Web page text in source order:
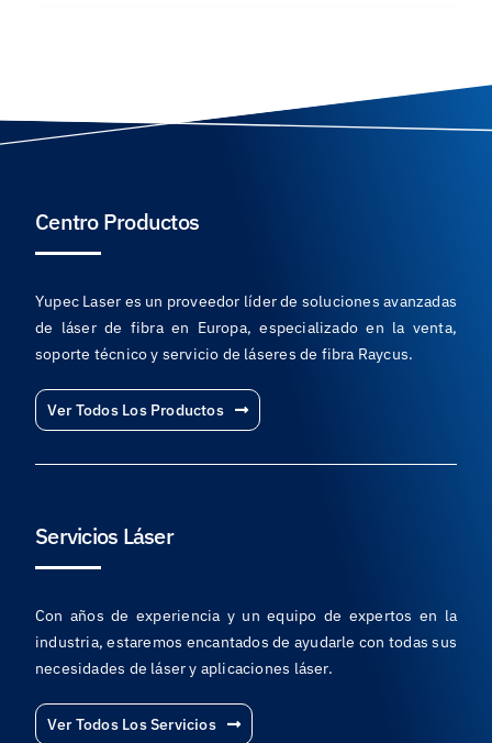
Centro Productos
Yupec Laser es un proveedor líder de soluciones avanzadas
de láser de fibra en Europa, especializado en la venta,
soporte técnico y servicio de láseres de fibra Raycus.
Ver Todos Los Productos
Servicios Láser
Con años de experiencia y un equipo de expertos en la
industria, estaremos encantados de ayudarle con todas sus
necesidades de láser y aplicaciones láser.
Ver Todos Los Servicios